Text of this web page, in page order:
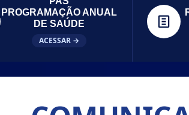
PROGRAMAÇÃO ANUAL
DE SAÚDE
ACESSAR →